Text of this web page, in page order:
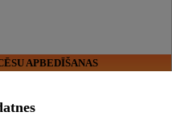
APBEDĪŠANAS
liekām raizēm.